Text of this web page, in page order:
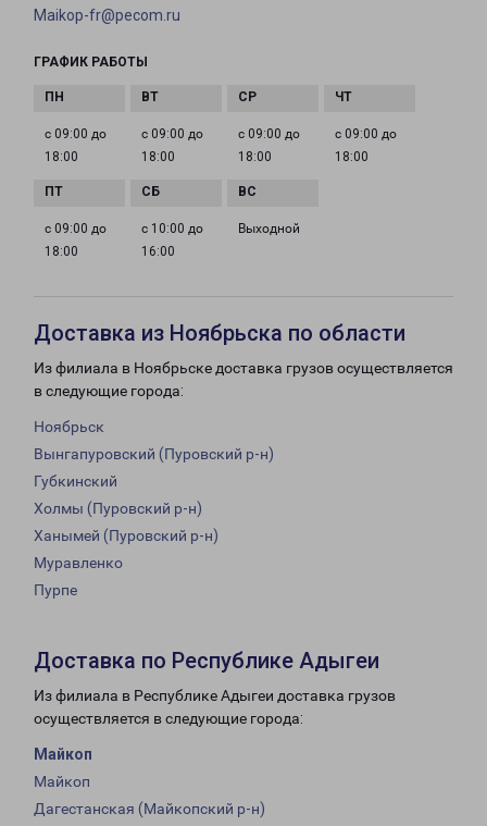
Maikop-fr@pecom.ru
ГРАФИК РАБОТЫ
с 09:00 до
18:00
с 09:00 до
18:00
с 09:00 до
18:00
с 09:00 до
18:00
с 09:00 до
18:00
с 10:00 до
16:00
Выходной
Доставка из Ноябрьска по области
Из филиала в Ноябрьске доставка грузов осуществляется
в следующие города:
Ноябрьск
Вынгапуровский (Пуровский р-н)
Губкинский
Холмы (Пуровский р-н)
Ханымей (Пуровский р-н)
Муравленко
Пурпе
Доставка по Республике Адыгеи
Из филиала в Республике Адыгеи доставка грузов
осуществляется в следующие города:
Майкоп
Майкоп
Дагестанская (Майкопский р-н)